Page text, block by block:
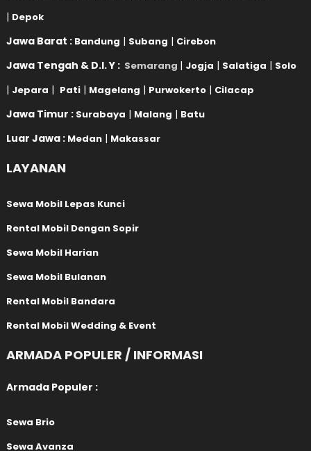
| Depok
Jawa Barat : Bandung | Subang | Cirebon
Jawa Tengah & D.I. Y : Semarang | Jogja | Salatiga | Solo
| Jepara | Pati | Magelang | Purwokerto | Cilacap
Jawa Timur : Surabaya | Malang | Batu
Luar Jawa : Medan | Makassar
LAYANAN
Sewa Mobil Lepas Kunci
Rental Mobil Dengan Sopir
Sewa Mobil Harian
Sewa Mobil Bulanan
Rental Mobil Bandara
Rental Mobil Wedding & Event
ARMADA POPULER / INFORMASI
Armada Populer :
Sewa Brio
Sewa Avanza